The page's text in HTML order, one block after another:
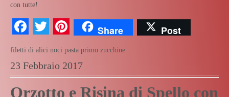
con tutte!
Facebook
TwitterPinterest
Share Post
filetti di alici noci pasta primo zucchine
23 Febbraio 2017
Orzotto e Risina di Spello con